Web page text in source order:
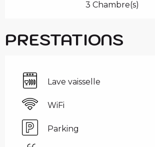
3 Chambre(s)
PRESTATIONS
Lave vaisselle
WiFi
Parking